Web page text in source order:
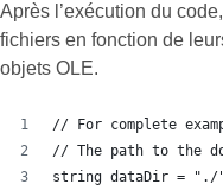
Après l’exécution du
fichiers en fonction de
objets OLE.
// For complete
// The path to the
string dataDir = "./